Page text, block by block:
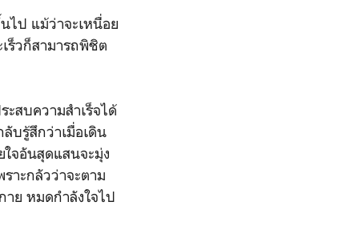
ไป แม้ว่าจะเหนื่อย
ร็วก็สามารถพิชิต
สบความสำเร็จได้
บรู้สึกว่าเมื่อเดิน
จอันสุดแสนจะมุ่ง
าะกลัวว่าจะตาม
าย หมดกำลังใจไป